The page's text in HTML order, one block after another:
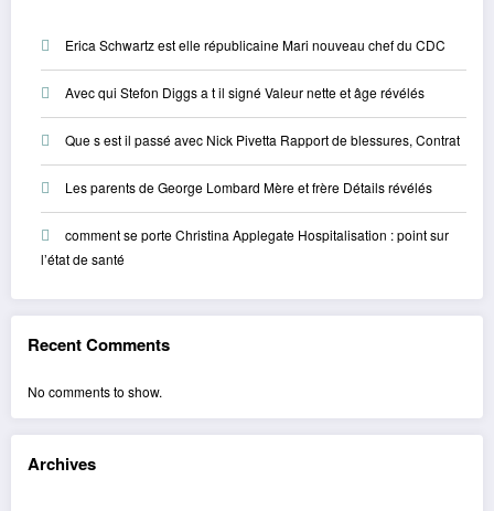
Erica Schwartz est elle républicaine Mari nouveau chef du CDC
Avec qui Stefon Diggs a t il signé Valeur nette et âge révélés
Que s est il passé avec Nick Pivetta Rapport de blessures, Contrat
Les parents de George Lombard Mère et frère Détails révélés
comment se porte Christina Applegate Hospitalisation : point sur
l’état de santé
Recent Comments
No comments to show.
Archives